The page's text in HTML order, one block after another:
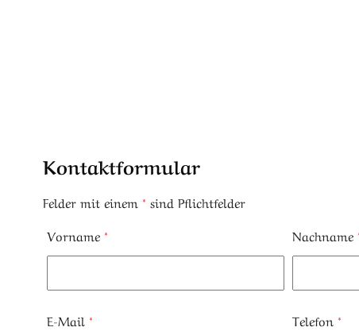
Kontaktformular
Felder mit einem * sind Pflichtfelder
Vorname * Nachname
E-Mail * Telefon *